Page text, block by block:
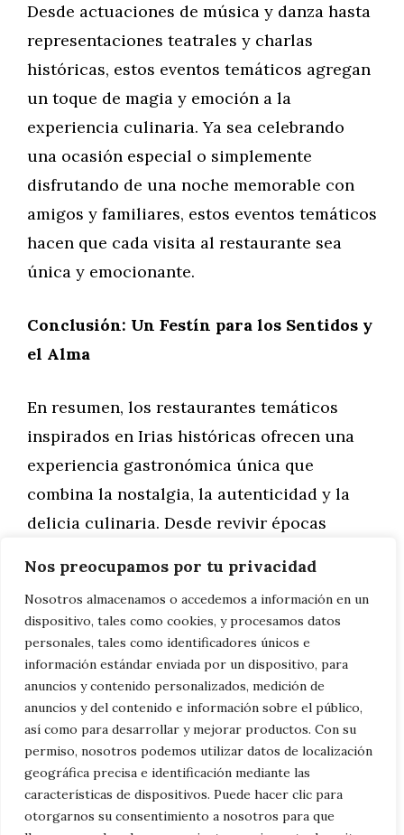
Nos preocupamos por tu privacidad
Nosotros almacenamos o accedemos a información en un
dispositivo, tales como cookies, y procesamos datos
personales, tales como identificadores únicos e
información estándar enviada por un dispositivo, para
anuncios y contenido personalizados, medición de
anuncios y del contenido e información sobre el público,
así como para desarrollar y mejorar productos. Con su
permiso, nosotros podemos utilizar datos de localización
geográfica precisa e identificación mediante las
características de dispositivos. Puede hacer clic para
otorgarnos su consentimiento a nosotros para que
Desde actuaciones de música y danza hasta
representaciones teatrales y charlas
históricas, estos eventos temáticos agregan
un toque de magia y emoción a la
experiencia culinaria. Ya sea celebrando
una ocasión especial o simplemente
disfrutando de una noche memorable con
amigos y familiares, estos eventos temáticos
hacen que cada visita al restaurante sea
única y emocionante.
Conclusión: Un Festín para los Sentidos y
el Alma
En resumen, los restaurantes temáticos
inspirados en Irias históricas ofrecen una
experiencia gastronómica única que
combina la nostalgia, la autenticidad y la
delicia culinaria. Desde revivir épocas
tradicionales, estos restaurantes nos invitan
a sumergirnos en la historia y la cultura a
través del paladar y los sentidos. Así que la
próxima vez que busques una experiencia
culinaria que sea verdaderamente única y
memorable, busca un restaurante temático
inspirado en Irias históricas y déjate llevar
en un viaje a través del tiempo y el sabor.
Aprende más sobre el nombre y significado